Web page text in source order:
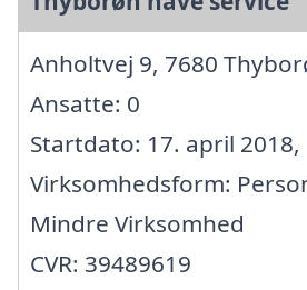
Anholtvej 9, 7680
Ansatte: 0
Startdato: 17. april 2018,
Virksomhedsform:
Mindre Virksomhed
CVR: 39489619